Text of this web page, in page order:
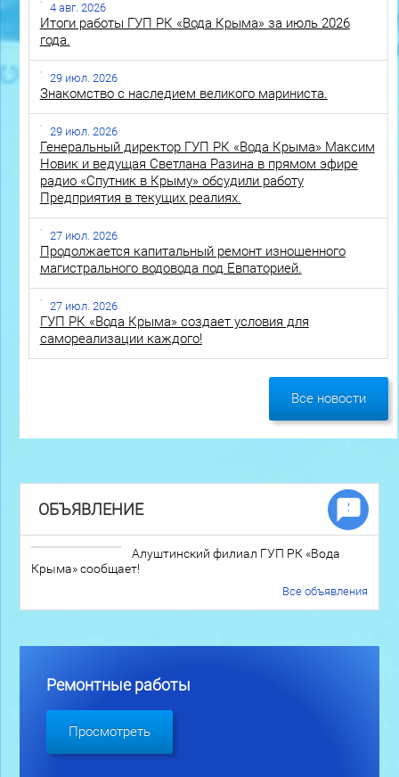
4 авг. 2026
Итоги работы ГУП РК «Вода Крыма» за июль 2026
года.
29 июл. 2026
Знакомство с наследием великого мариниста.
29 июл. 2026
Генеральный директор ГУП РК «Вода Крыма» Максим
Новик и ведущая Светлана Разина в прямом эфире
радио «Спутник в Крыму» обсудили работу
Предприятия в текущих реалиях.
27 июл. 2026
Продолжается капитальный ремонт изношенного
магистрального водовода под Евпаторией.
27 июл. 2026
ГУП РК «Вода Крыма» создает условия для
самореализации каждого!
Все новости
ОБЪЯВЛЕНИЕ
Алуштинский филиал ГУП РК «Вода
Крыма» сообщает!
Все объявления
Ремонтные работы
Просмотреть